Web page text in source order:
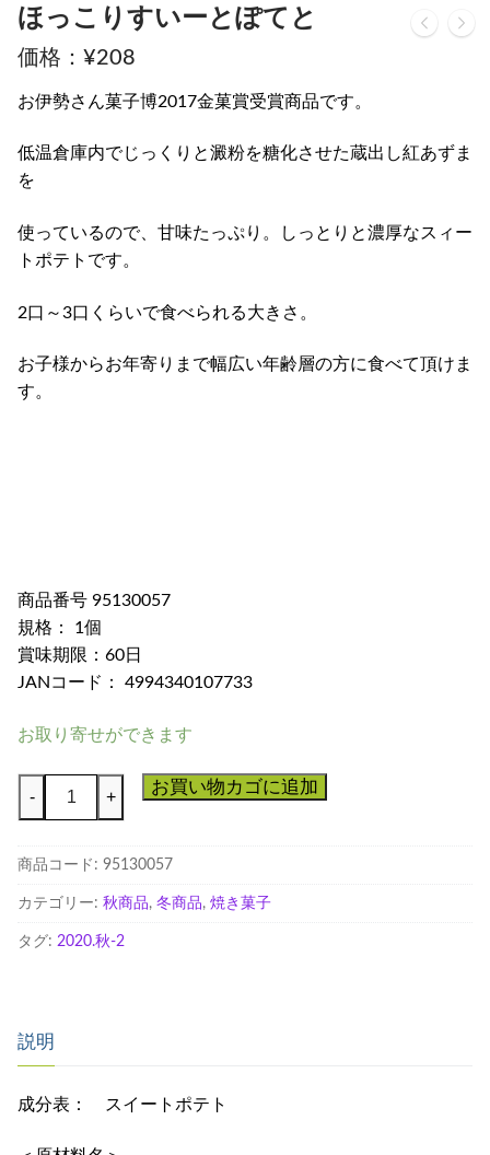
ほっこりすいーとぽてと
¥208
お伊勢さん菓子博2017金菓賞受賞商品です。
低温倉庫内でじっくりと澱粉を糖化させた蔵出し紅あずま
を
使っているので、甘味たっぷり。しっとりと濃厚なスィー
トポテトです。
2口～3口くらいで食べられる大きさ。
お子様からお年寄りまで幅広い年齢層の方に食べて頂けま
す。
商品番号 95130057
規格： 1個
賞味期限：60日
JANコード： 4994340107733
お取り寄せができます
り
す
ー
て
- + お買い物カゴに追加
商品コード: 95130057
カテゴリー: 秋商品, 冬商品, 焼き菓子
タグ: 2020.秋-2
説明
成分表： スイートポテト